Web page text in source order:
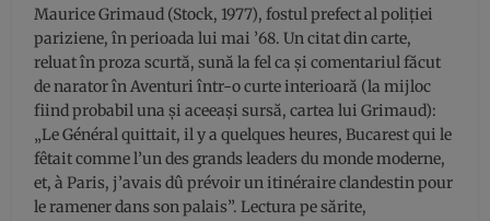
Maurice Grimaud (Stock, 1977), fostul prefect al poliţiei
pariziene, în perioada lui mai ’68. Un citat din carte,
reluat în proza scurtă, sună la fel ca şi comentariul făcut
de narator în Aventuri într-o curte interioară (la mijloc
fiind probabil una şi aceeaşi sursă, cartea lui Grimaud):
„Le Général quittait, il y a quelques heures, Bucarest qui le
fêtait comme l’un des grands leaders du monde moderne,
et, à Paris, j’avais dû prévoir un itinéraire clandestin pour
le ramener dans son palais”. Lectura pe sărite,